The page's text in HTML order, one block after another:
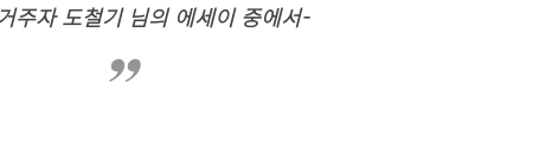
주자 도철기 님의 에세이 중에서-